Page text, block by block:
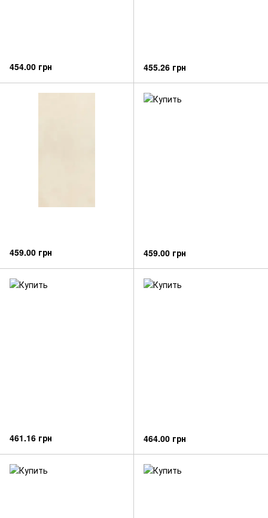
454.00 грн 455.26 грн
459.00 грн 459.00 грн
461.16 грн 464.00 грн